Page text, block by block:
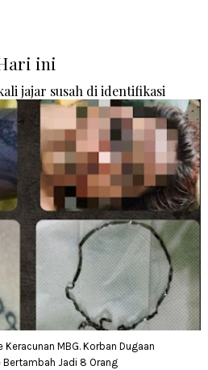
ini
jajar susah di identifikasi
Keracunan MBG. Korban Dugaan
Bertambah Jadi 8 Orang